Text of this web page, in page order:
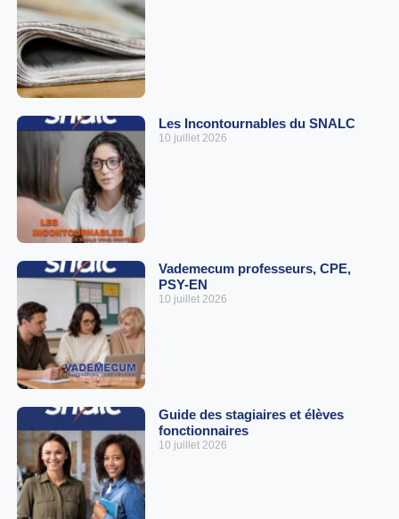
Les Incontournables du SNALC
10 juillet 2026
Vademecum professeurs, CPE,
PSY-EN
10 juillet 2026
Guide des stagiaires et élèves
fonctionnaires
10 juillet 2026